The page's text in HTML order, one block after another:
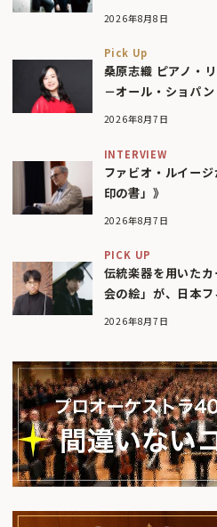
2026年8月8日
Pick Up
桑原志織 ピアノ・
－オール・ショパ
2026年8月7日
INTERVIEW
ファビオ・ルイー
印の書」》
2026年8月7日
PICK UP
伝統楽器を用いた
会の絵」が、日本
2026年8月7日